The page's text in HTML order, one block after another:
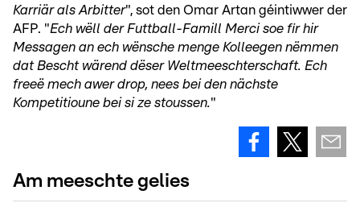
Karriär als Arbitter", sot den Omar Artan géintiwwer der
AFP. "Ech wëll der Futtball-Famill Merci soe fir hir
Messagen an ech wënsche menge Kolleegen nëmmen
dat Bescht wärend dëser Weltmeeschterschaft. Ech
freeë mech awer drop, nees bei den nächste
Kompetitioune bei si ze stoussen."
Am meeschte gelies